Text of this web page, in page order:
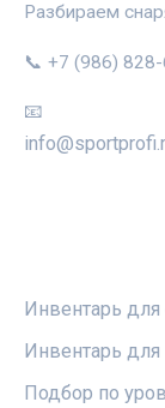
Разбираем
📞 +7 (986)
📧
Инвентарь
Инвентарь
Подбор по